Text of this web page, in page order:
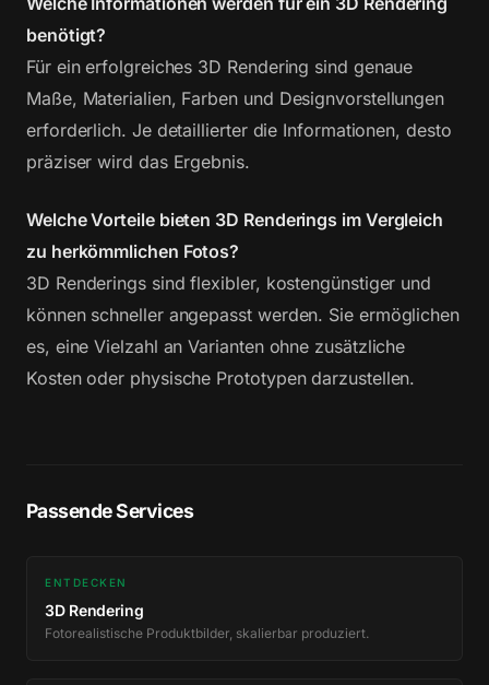
benötigt?
Für ein erfolgreiches 3D Rendering sind genaue
Maße, Materialien, Farben und Designvorstellungen
erforderlich. Je detaillierter die Informationen, desto
präziser wird das Ergebnis.
Welche Vorteile bieten 3D Renderings im Vergleich
zu herkömmlichen Fotos?
3D Renderings sind flexibler, kostengünstiger und
können schneller angepasst werden. Sie ermöglichen
es, eine Vielzahl an Varianten ohne zusätzliche
Kosten oder physische Prototypen darzustellen.
Passende Services
ENTDECKEN
3D Rendering
Fotorealistische Produktbilder, skalierbar produziert.